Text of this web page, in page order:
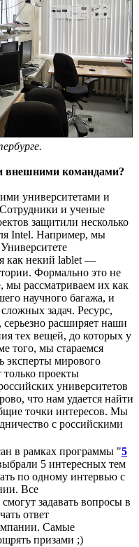
внешними командами?
университетами и
и ученые
защитили несколько
Intel. Например, мы
как некий lablet —
Формально это не
мы рассматриваем их как
научного багажа, и
задач. Ресурс,
расширяет наши
тех вещей, до которых у
того, мы стараемся
эксперты мирового
только проекты
университетов
что нам удается найти
точки интересов. Мы
с российскими
в рамках программы "5
5 интересных тем
по одному интервью с
Все
задавать вопросы в
ответ
Самые
призами ;)